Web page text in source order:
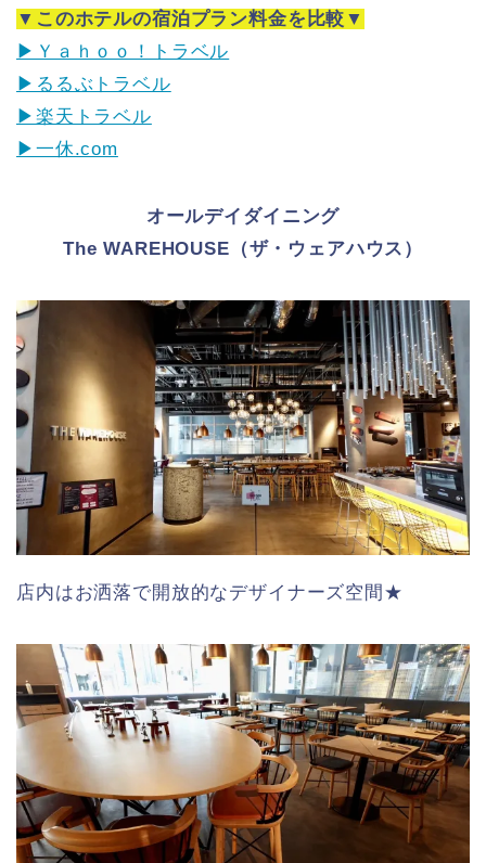
▼このホテルの宿泊プラン料金を比較▼
▶Ｙａｈｏｏ！トラベル
▶るるぶトラベル
▶楽天トラベル
▶一休.com
オールデイダイニング
The WAREHOUSE（ザ・ウェアハウス）
店内はお洒落で開放的なデザイナーズ空間★